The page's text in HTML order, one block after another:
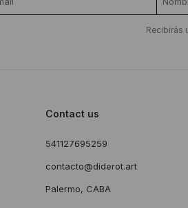
Recibirás
Contact us
541127695259
contacto@diderot.art
Palermo, CABA